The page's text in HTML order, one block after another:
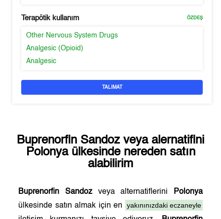
Terapötik kullanım ÖZDEŞ
Other Nervous System Drugs
Analgesic (Opioid)
Analgesic
TALIMAT
Buprenorfin Sandozveya alernatifini
Polonyaülkesinde nereden satın
alabilirim
Buprenorfin Sandozveya alternatiflerini
Polonya
ülkesinde satın almak için en
yakınınızdaki eczaneyle